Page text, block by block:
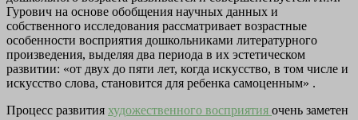
Гурович на основе обобщения научных данных и
собственного исследования рассматривает возрастные
особенности восприятия дошкольниками литературного
произведения, выделяя два периода в их эстетическом
развитии: «от двух до пяти лет, когда искусство, в том числе и
искусство слова, становится для ребенка самоценным» .
Процесс развития художественного восприятия очень заметен